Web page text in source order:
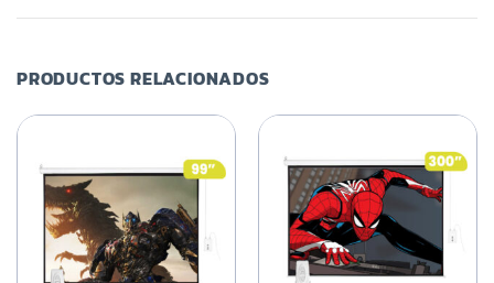
PRODUCTOS RELACIONADOS